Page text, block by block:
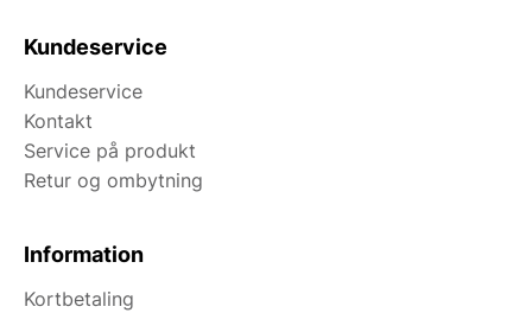
Kundeservice
Kundeservice
Kontakt
Service på produkt
Retur og ombytning
Information
Kortbetaling